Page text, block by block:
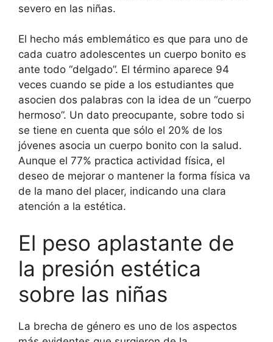
severo en las niñas.
El hecho más emblemático es que para uno de
cada cuatro adolescentes un cuerpo bonito es
ante todo “delgado”. El término aparece 94
veces cuando se pide a los estudiantes que
asocien dos palabras con la idea de un “cuerpo
hermoso”. Un dato preocupante, sobre todo si
se tiene en cuenta que sólo el 20% de los
jóvenes asocia un cuerpo bonito con la salud.
Aunque el 77% practica actividad física, el
deseo de mejorar o mantener la forma física va
de la mano del placer, indicando una clara
atención a la estética.
El peso aplastante de
la presión estética
sobre las niñas
La brecha de género es uno de los aspectos